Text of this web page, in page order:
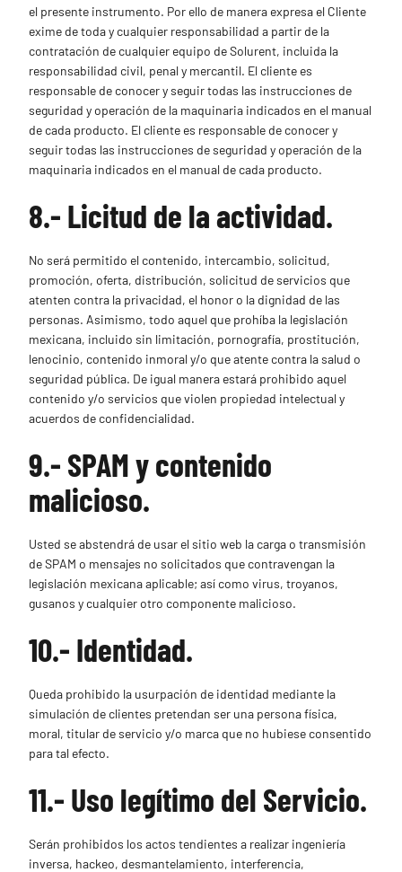
el presente instrumento. Por ello de manera expresa el Cliente
exime de toda y cualquier responsabilidad a partir de la
contratación de cualquier equipo de Solurent, incluida la
responsabilidad civil, penal y mercantil. El cliente es
responsable de conocer y seguir todas las instrucciones de
seguridad y operación de la maquinaria indicados en el manual
de cada producto. El cliente es responsable de conocer y
seguir todas las instrucciones de seguridad y operación de la
maquinaria indicados en el manual de cada producto.
8.- Licitud de la actividad.
No será permitido el contenido, intercambio, solicitud,
promoción, oferta, distribución, solicitud de servicios que
atenten contra la privacidad, el honor o la dignidad de las
personas. Asimismo, todo aquel que prohíba la legislación
mexicana, incluido sin limitación, pornografía, prostitución,
lenocinio, contenido inmoral y/o que atente contra la salud o
seguridad pública. De igual manera estará prohibido aquel
contenido y/o servicios que violen propiedad intelectual y
acuerdos de confidencialidad.
9.- SPAM y contenido
malicioso.
Usted se abstendrá de usar el sitio web la carga o transmisión
de SPAM o mensajes no solicitados que contravengan la
legislación mexicana aplicable; así como virus, troyanos,
gusanos y cualquier otro componente malicioso.
10.- Identidad.
Queda prohibido la usurpación de identidad mediante la
simulación de clientes pretendan ser una persona física,
moral, titular de servicio y/o marca que no hubiese consentido
para tal efecto.
11.- Uso legítimo del Servicio.
Serán prohibidos los actos tendientes a realizar ingeniería
inversa, hackeo, desmantelamiento, interferencia,